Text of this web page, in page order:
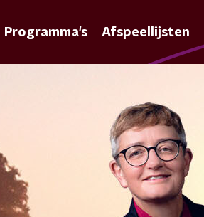
Programma's Afspeellijsten